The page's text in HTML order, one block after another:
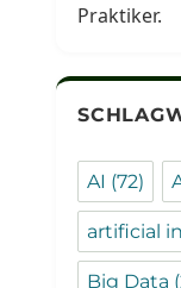
Praktiker.
AI (72)
artificial
Big Data